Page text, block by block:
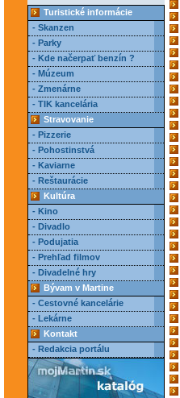
Turistické informácie
- Skanzen
- Parky
- Kde načerpať benzín ?
- Múzeum
- Zmenárne
- TIK kancelária
Stravovanie
- Pizzerie
- Pohostinstvá
- Kaviarne
- Reštaurácie
Kultúra
- Kino
- Divadlo
- Podujatia
- Prehľad filmov
- Divadelné hry
Bývam v Martine
- Cestovné kancelárie
- Lekárne
Kontakt
- Redakcia portálu